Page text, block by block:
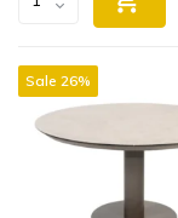
Sale 26%